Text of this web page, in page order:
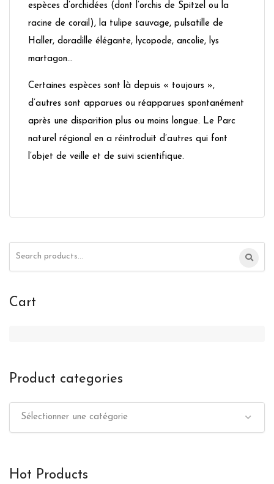
espèces d’orchidées (dont l’orchis de Spitzel ou la
racine de corail), la tulipe sauvage, pulsatille de
Haller, doradille élégante, lycopode, ancolie, lys
martagon…
Certaines espèces sont là depuis « toujours »,
d’autres sont apparues ou réapparues spontanément
après une disparition plus ou moins longue. Le Parc
naturel régional en a réintroduit d’autres qui font
l’objet de veille et de suivi scientifique.
Cart
Product categories
Sélectionner une catégorie
Hot Products